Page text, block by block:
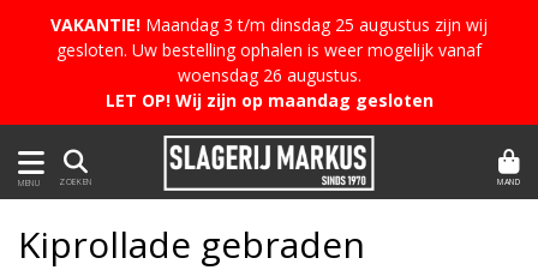
VAKANTIE! Maandag 3 t/m dinsdag 25 augustus zijn wij
gesloten. Uw bestelling ophalen is weer mogelijk vanaf
woensdag 26 augustus.
LET OP! Wij zijn op maandag gesloten
MENU ZOEKEN MAND
Kiprollade gebraden